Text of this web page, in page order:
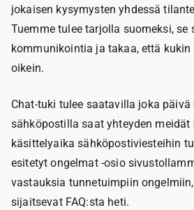
jokaisen kysymysten yhdessä
Tuemme tulee tarjolla suomeksi, se
kommunikointia ja takaa, että
oikein.
Chat-tuki tulee saatavilla joka päivä
sähköpostilla saat yhteyden
käsittelyaika sähköpostiviesteihin
esitetyt ongelmat -osio
vastauksia tunnetuimpiin
sijaitsevat FAQ:sta heti.